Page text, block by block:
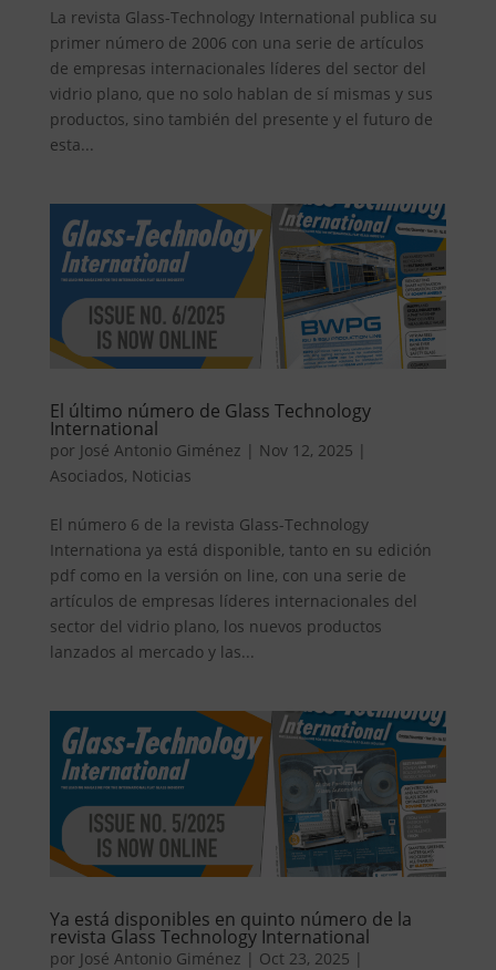
La revista Glass-Technology International publica su
primer número de 2006 con una serie de artículos
de empresas internacionales líderes del sector del
vidrio plano, que no solo hablan de sí mismas y sus
productos, sino también del presente y el futuro de
esta...
El último número de Glass Technology
International
por José Antonio Giménez | Nov 12, 2025 |
Asociados, Noticias
El número 6 de la revista Glass-Technology
Internationa ya está disponible, tanto en su edición
pdf como en la versión on line, con una serie de
artículos de empresas líderes internacionales del
sector del vidrio plano, los nuevos productos
lanzados al mercado y las...
Ya está disponibles en quinto número de la
revista Glass Technology International
por José Antonio Giménez | Oct 23, 2025 |